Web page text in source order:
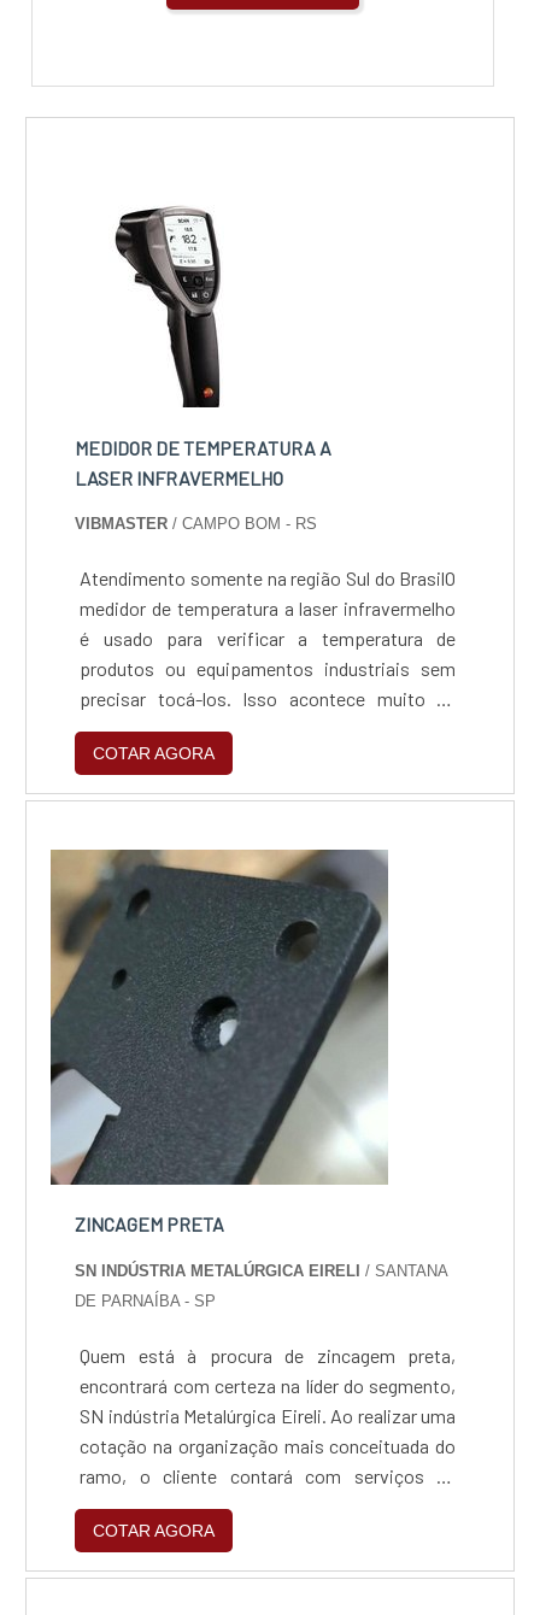
MEDIDOR DE TEMPERATURA A
LASER INFRAVERMELHO
VIBMASTER/ CAMPO BOM - RS
Atendimento somente na região Sul do BrasilO
medidor de temperatura a laser infravermelho
é usado para verificar a temperatura de
produtos ou equipamentos industriais sem
precisar tocá-los. Isso acontece muito na
indústria alimentícia, onde é necessário
realizar a medição sem contaminar os
alimentos. Também pode ser útil em máquinas
transportadoras.FuncionamentoO nome do
dispositivo que é capaz de realizar es...
COTAR AGORA
ZINCAGEM PRETA
SN INDÚSTRIA METALÚRGICA EIRELI/ SANTANA
DE PARNAÍBA - SP
Quem está à procura de zincagem preta,
encontrará com certeza na líder do segmento,
SN indústria Metalúrgica Eireli. Ao realizar uma
cotação na organização mais conceituada do
ramo, o cliente contará com serviços de
excelência e o suporte de especialistas para
sanar eventuais dúvidas.Quando o tema é
zincagem preta, com a SN indústria
COTAR AGORA